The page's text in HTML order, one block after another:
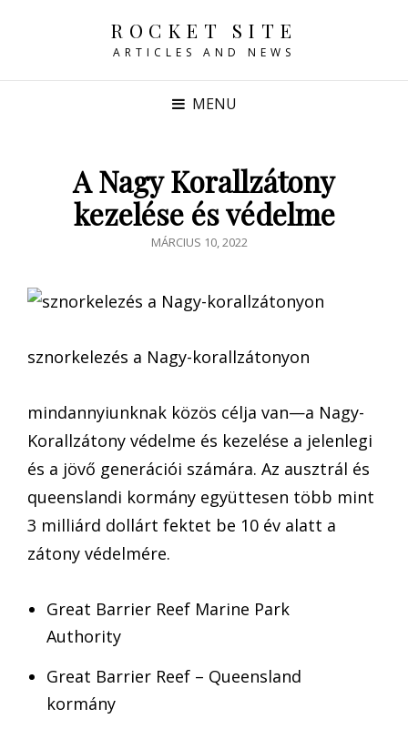
ROCKET SITE
ARTICLES AND NEWS
MENU
A Nagy Korallzátony
kezelése és védelme
POSTED
MÁRCIUS 10, 2022
sznorkelezés a Nagy-korallzátonyon
mindannyiunknak közös célja van—a Nagy-
Korallzátony védelme és kezelése a jelenlegi
és a jövő generációi számára. Az ausztrál és
queenslandi kormány együttesen több mint
3 milliárd dollárt fektet be 10 év alatt a
zátony védelmére.
Great Barrier Reef Marine Park
Authority
Great Barrier Reef – Queensland
kormány